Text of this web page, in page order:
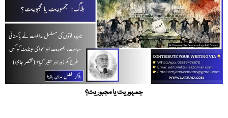
جمہوریت یا مجبوریت؟